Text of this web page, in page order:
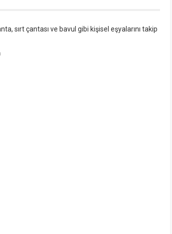
sırt çantası ve bavul gibi kişisel eşyalarını takip